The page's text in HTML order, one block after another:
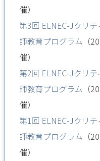
催）
第3回 ELNEC-Jクリ
師教育プログラム （
催）
第2回 ELNEC-Jクリ
師教育プログラム （
催）
第1回 ELNEC-Jクリ
師教育プログラム （
催）